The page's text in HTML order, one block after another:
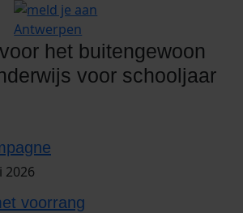
het buitengewoon
voor schooljaar
2026
voorrang